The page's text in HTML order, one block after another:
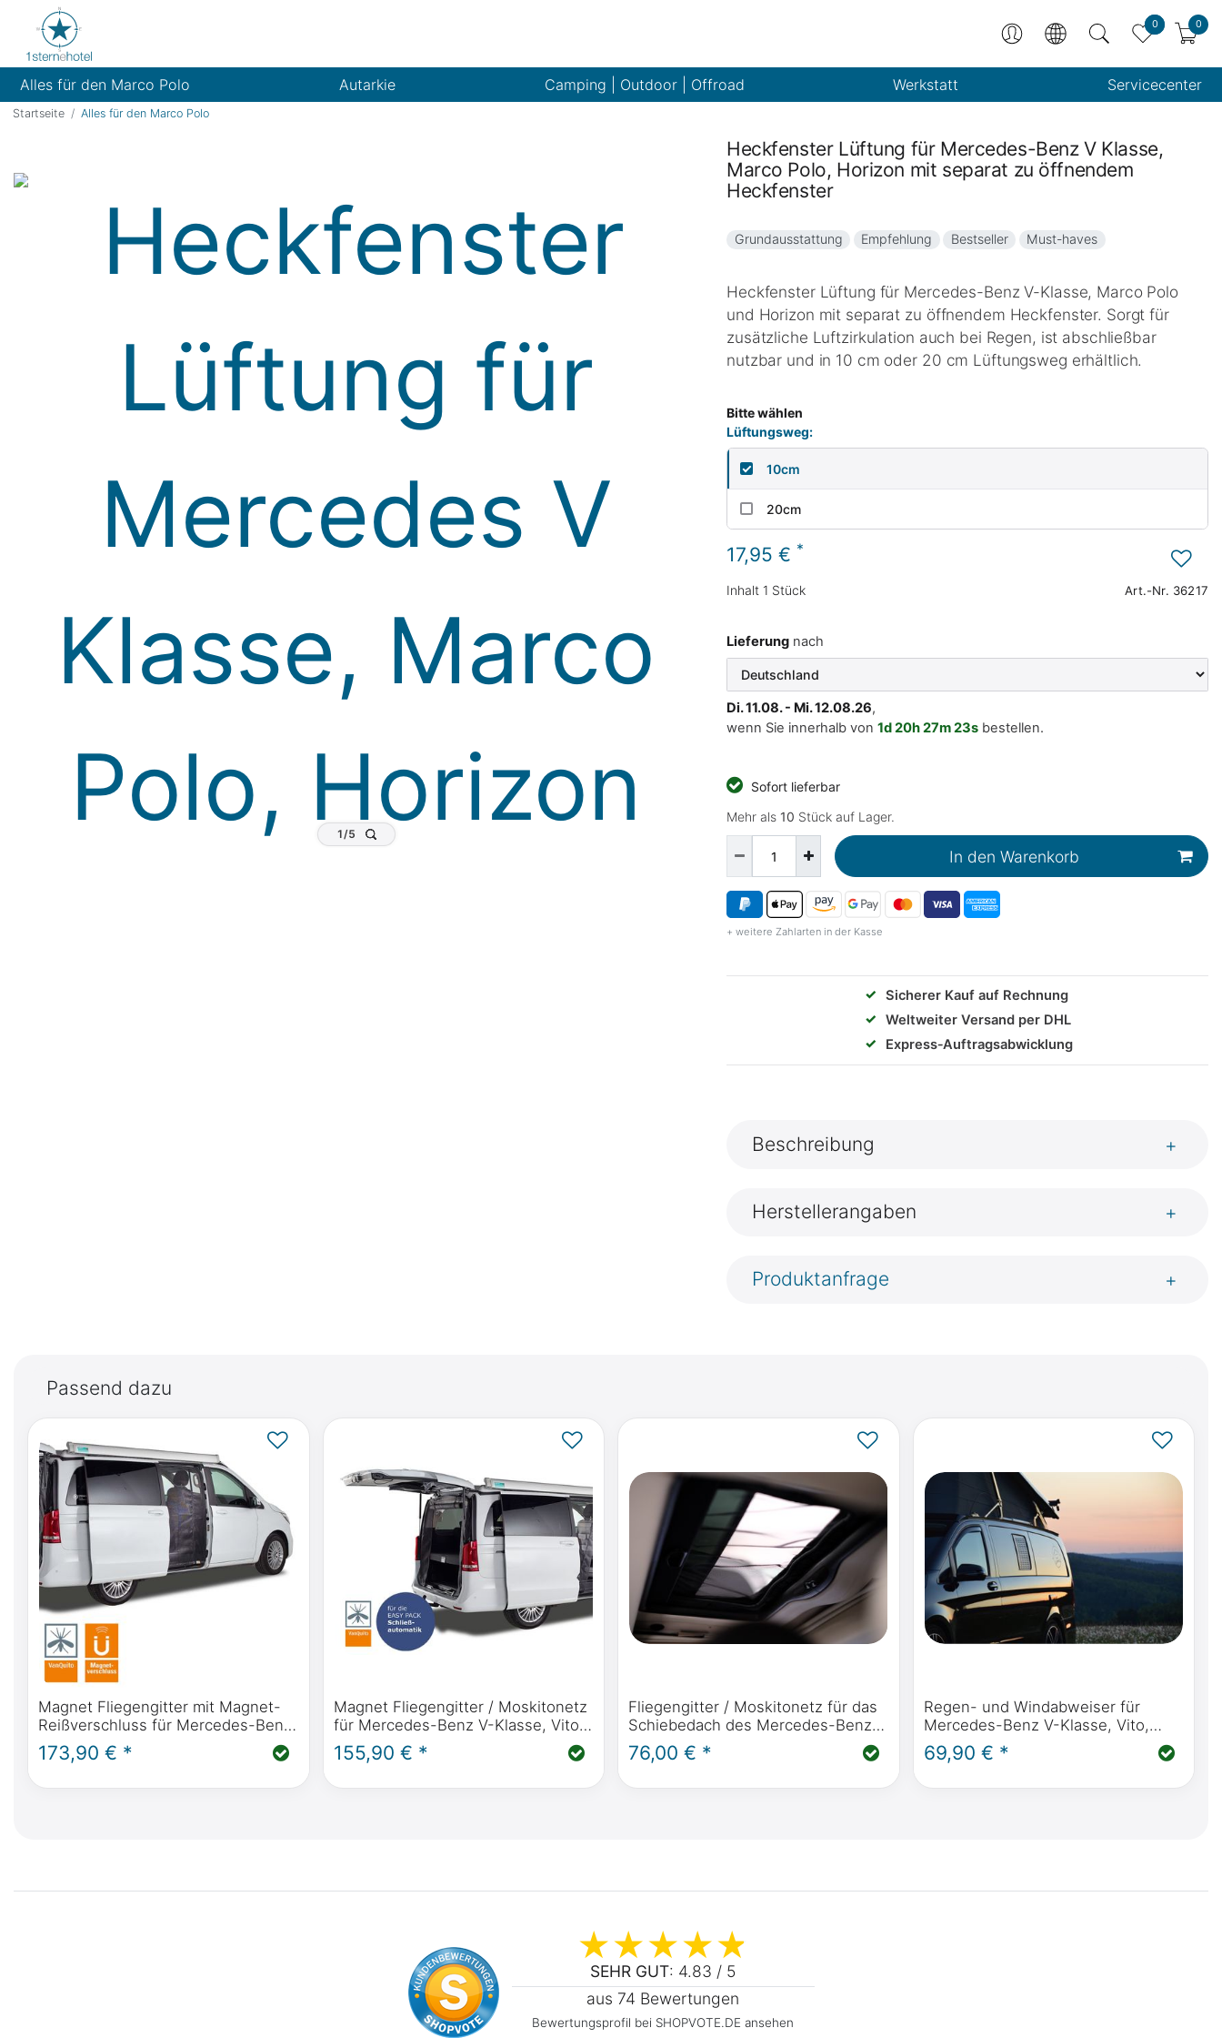
0 0
Alles für den Marco Polo Autarkie Camping | Outdoor | Offroad Werkstatt Servicecenter
Startseite Alles für den Marco Polo
Heckfenster Lüftung für Mercedes-Benz V Klasse,
Marco Polo, Horizon mit separat zu öffnendem
Heckfenster
Grundausstattung Empfehlung Bestseller Must-haves
Heckfenster Lüftung für Mercedes-Benz V-Klasse, Marco Polo
und Horizon mit separat zu öffnendem Heckfenster. Sorgt für
zusätzliche Luftzirkulation auch bei Regen, ist abschließbar
nutzbar und in 10 cm oder 20 cm Lüftungsweg erhältlich.
Bitte wählen
Lüftungsweg:
10cm
20cm
17,95 € *
Inhalt 1 Stück Art.-Nr. 36217
Lieferung nach
Di. 11.08. - Mi. 12.08.26,
wenn Sie innerhalb von 1d20h27m23s bestellen.
Sofort lieferbar
Mehr als 10 Stück auf Lager.
In den Warenkorb
+ weitere Zahlarten in der Kasse
✓
Sicherer Kauf auf Rechnung
✓
Weltweiter Versand per DHL
✓
Express‑Auftragsabwicklung
Beschreibung +
Herstellerangaben +
Produktanfrage +
Passend dazu
Magnet Fliegengitter mit Magnet-
Reißverschluss für Mercedes-Benz
V-Klasse, Vito, Marco Polo, Horizon,
Activity (W447) & Viano (W639)
173,90 € *
Magnet Fliegengitter / Moskitonetz
für Mercedes-Benz V-Klasse, Vito,
Marco Polo, Horizon, Activity ab
BJ2014 (W447) Heckklappe
155,90 € *
Fliegengitter / Moskitonetz für das
Schiebedach des Mercedes-Benz
Marco Polo, Horizon, Activity (W447
2014 - heute)
76,00 € *
Regen- und Windabweiser für
Mercedes-Benz V-Klasse, Vito,
Marco Polo, Horizon, Activity
(W447)
69,90 € *
SEHR GUT: 4.83 / 5
aus 74 Bewertungen
Bewertungsprofil bei SHOPVOTE.DE ansehen